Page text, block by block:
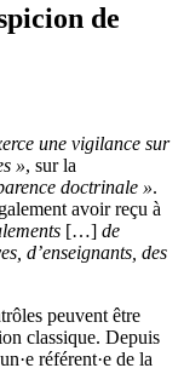
de
une vigilance sur
», sur la
doctrinale ».
avoir reçu à
[…] de
d’enseignants, des
peuvent être
classique. Depuis
référent·e de la